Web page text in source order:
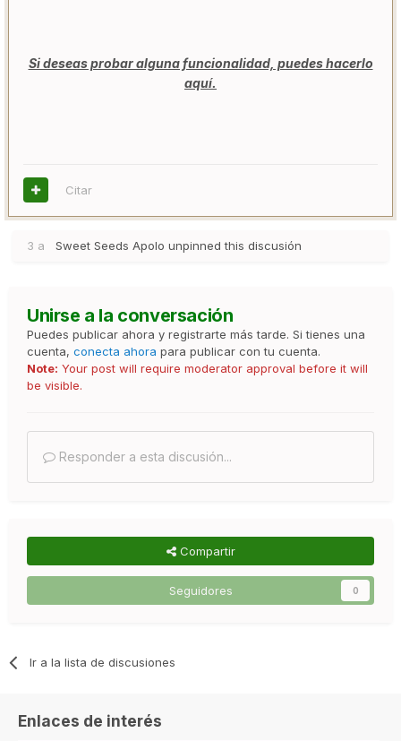
Si deseas probar alguna funcionalidad, puedes hacerlo
aquí.
Citar
3 a Sweet Seeds Apolo unpinned this discusión
Unirse a la conversación
Puedes publicar ahora y registrarte más tarde. Si tienes una
cuenta, conecta ahora para publicar con tu cuenta.
Note: Your post will require moderator approval before it will
be visible.
Responder a esta discusión...
Compartir
Seguidores 0
Ir a la lista de discusiones
Enlaces de interés